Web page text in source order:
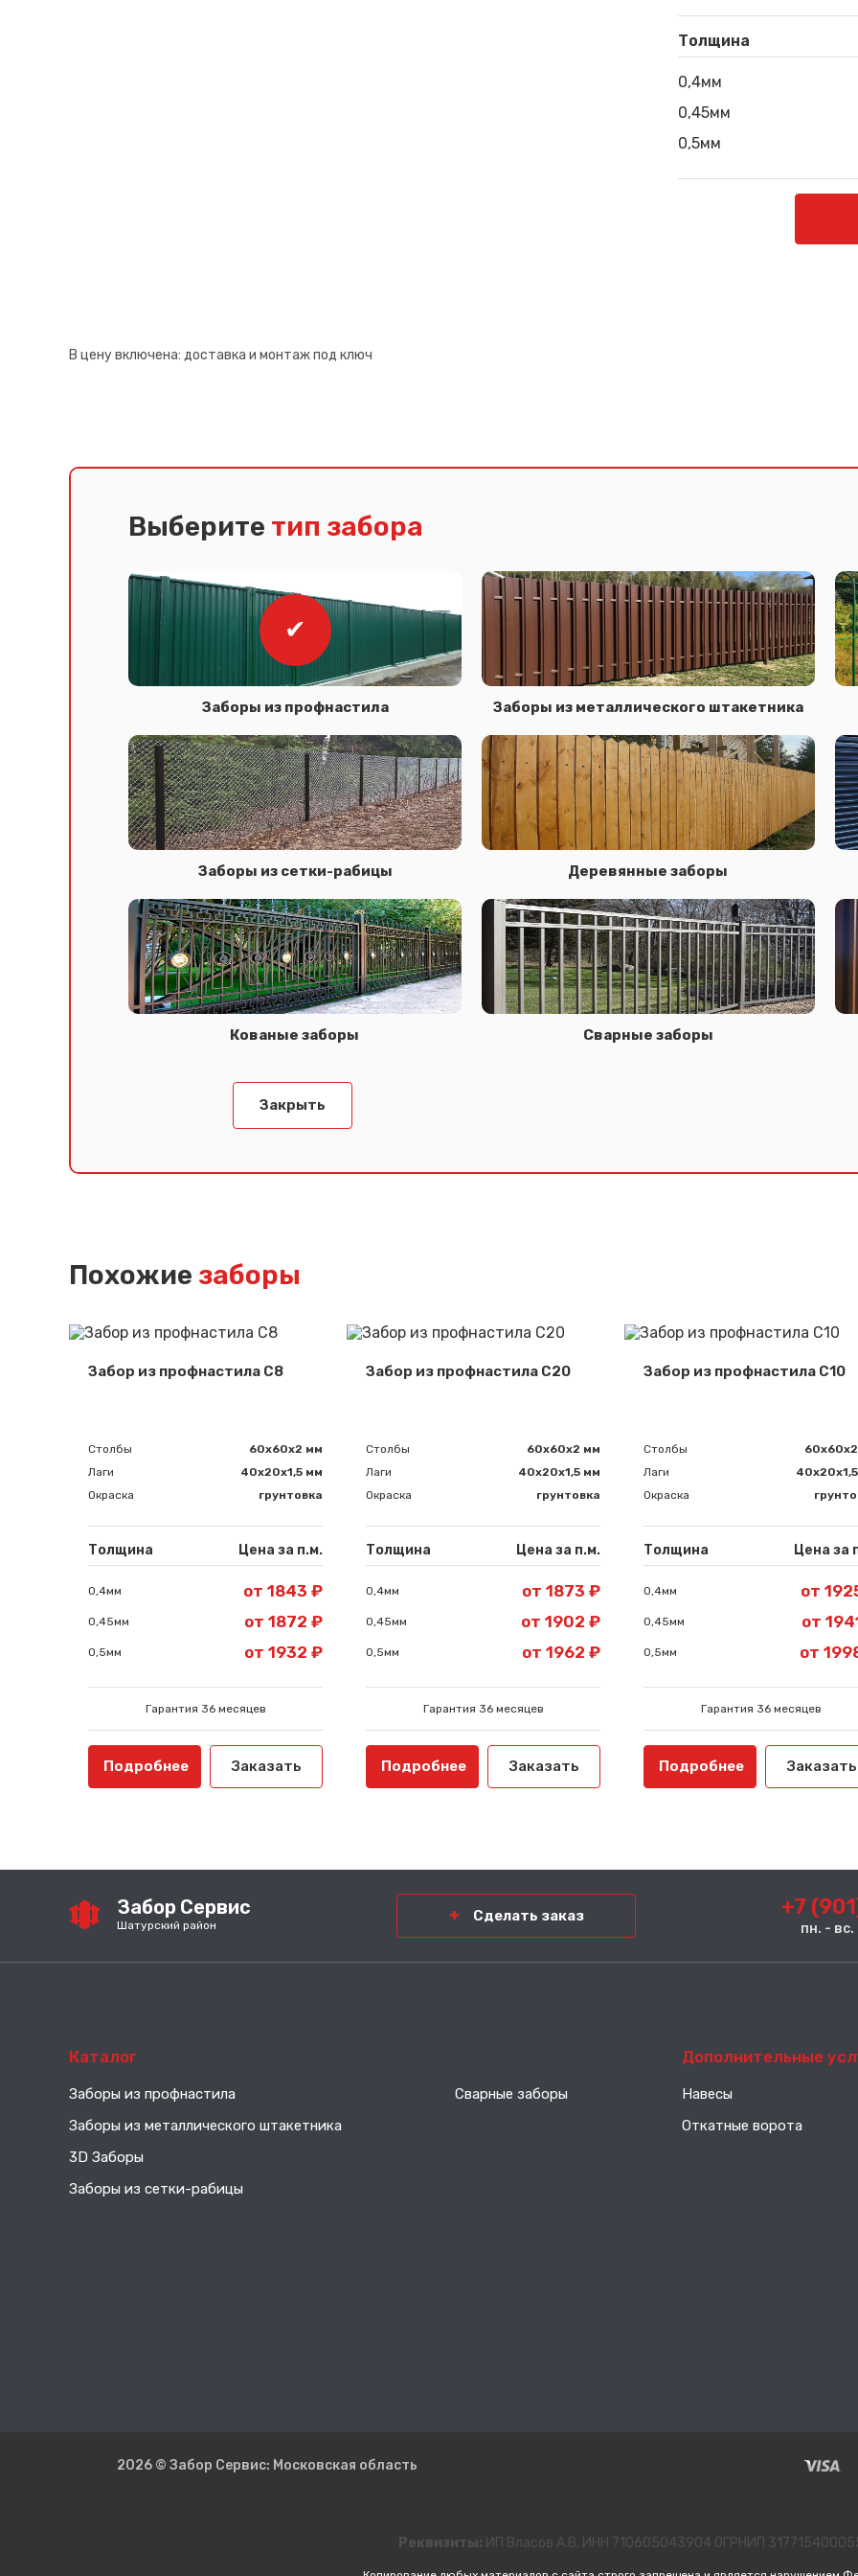
Толщина
0,4мм
0,45мм
0,5мм
В цену включена: доставка и монтаж под ключ
Выберите тип забора
Заборы из профнастила Заборы из металлического штакетника
Заборы из сетки-рабицы Деревянные заборы
Кованые заборы Сварные заборы
Закрыть
Похожие заборы
Забор из профнастила С8
Столбы
60х60х2 мм
Лаги
40х20х1,5 мм
Окраска
грунтовка
Толщина Цена за п.м.
0,4мм от 1843 ₽
0,45мм от 1872 ₽
0,5мм от 1932 ₽
Гарантия 36 месяцев
Подробнее Заказать
Забор из профнастила С20
Столбы
60х60х2 мм
Лаги
40х20х1,5 мм
Окраска
грунтовка
Толщина Цена за п.м.
0,4мм от 1873 ₽
0,45мм от 1902 ₽
0,5мм от 1962 ₽
Гарантия 36 месяцев
Подробнее Заказать
Забор из профнастила С10
Столбы
Лаги
Окраска
Толщина Цена за
0,4мм от
0,45мм от
0,5мм от
Гарантия 36 месяцев
Подробнее Заказать
Забор Сервис
Шатурский район
Сделать заказ +7
пн. -
Каталог
Заборы из профнастила
Заборы из металлического штакетника
3D Заборы
Заборы из сетки-рабицы
Сварные заборы
Дополнительные
Навесы
Откатные ворота
2026 © Забор Сервис: Московская область
Реквизиты: ИП Власов А.В. ИНН 710605043904 ОГРНИП